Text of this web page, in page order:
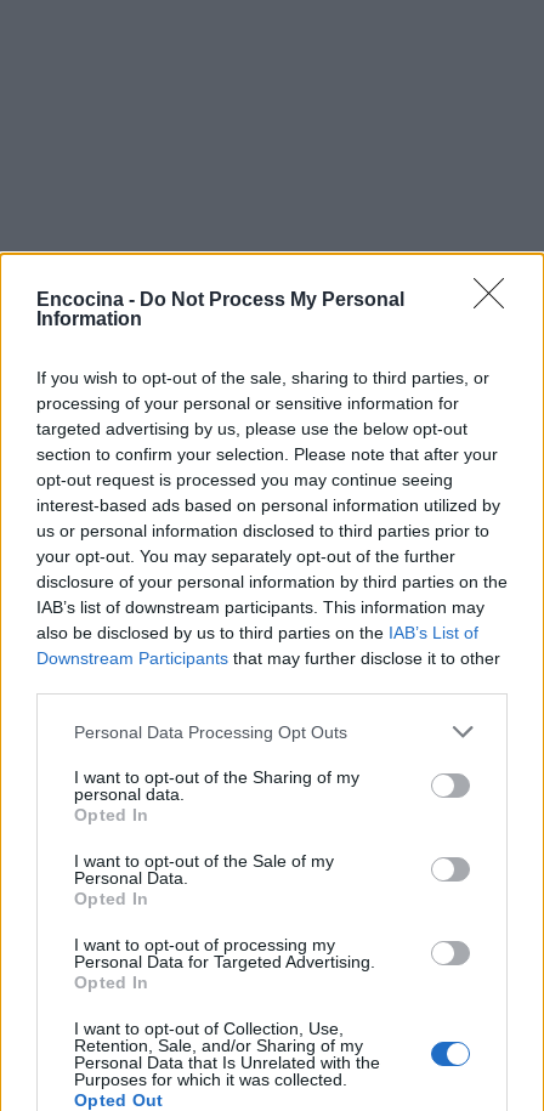
Encocina - Do Not Process My Personal
Information
If you wish to opt-out of the sale, sharing to third parties, or
processing of your personal or sensitive information for
targeted advertising by us, please use the below opt-out
section to confirm your selection. Please note that after your
opt-out request is processed you may continue seeing
interest-based ads based on personal information utilized by
us or personal information disclosed to third parties prior to
your opt-out. You may separately opt-out of the further
disclosure of your personal information by third parties on the
IAB’s list of downstream participants. This information may
also be disclosed by us to third parties on the IAB’s List of
Downstream Participants that may further disclose it to other
Please note that this website/app uses one or more Google
not limited to your visit or usage behaviour. You may click to
grant or deny consent to Google and its third-party tags to
use your data for below specified purposes in below Google
consent section.
Personal Data Processing Opt Outs
I want to opt-out of the Sharing of my
personal data.
Opted In
I want to opt-out of the Sale of my
Personal Data.
Opted In
I want to opt-out of processing my
Personal Data for Targeted Advertising.
Opted In
I want to opt-out of Collection, Use,
Retention, Sale, and/or Sharing of my
Personal Data that Is Unrelated with the
Purposes for which it was collected.
Opted Out
Sigue leyendo
RECETAS
económicas
Diego Romero · 5 Ago 2026
RECETAS